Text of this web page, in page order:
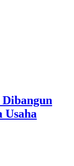
Usaha